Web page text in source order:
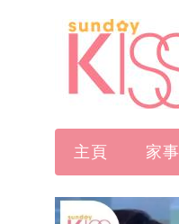
主頁 家事